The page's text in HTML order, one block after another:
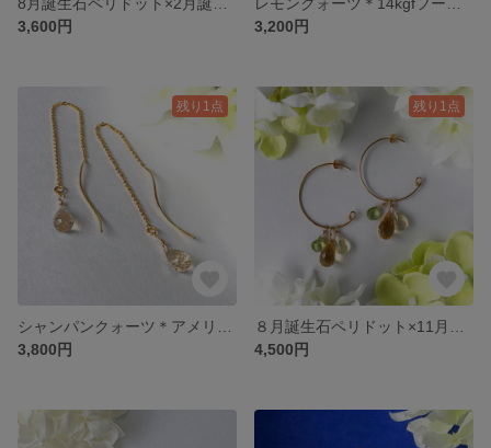
3,600円
3,200円
残り1点
3,800円
残り1点
4,500円